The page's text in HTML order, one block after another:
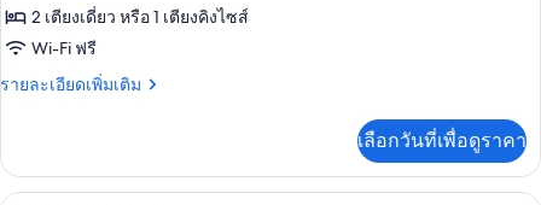
ห้อง
พรีเมียม,
วิว
2 เตียงเดี่ยว หรือ 1 เตียงคิงไซส์
Wi-Fi ฟรี
รายละเอียดเพิ่มเติม
ราย
เกี่ยว
กับ
เลือกวันที่เพื่อดูราคา